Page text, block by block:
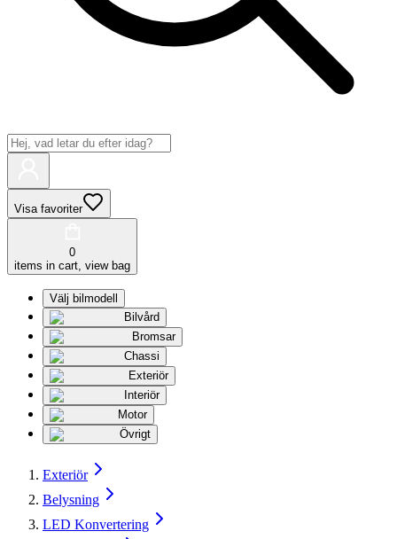
Visa favoriter
0
items in cart, view bag
Välj bilmodell
Bilvård
Bromsar
Chassi
Exteriör
Interiör
Motor
Övrigt
Exteriör
Belysning
LED Konvertering